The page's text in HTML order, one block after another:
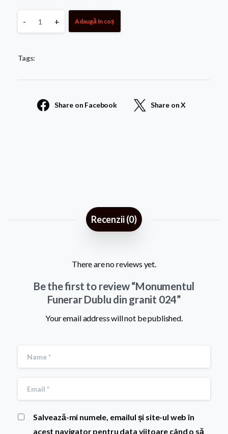
Monumentul
Dublu
granit
- + Adaugă în coș
Tags:
Share on Facebook Share on X
Recenzii (0)
There are no reviews yet.
Be the first to review “Monumentul
Funerar Dublu din granit 024”
Your email address will not be published.
Salvează-mi numele, emailul și site-ul web în
acest navigator pentru data viitoare când o să